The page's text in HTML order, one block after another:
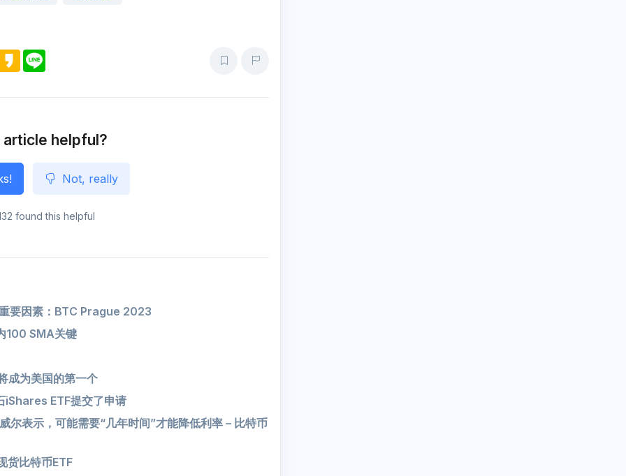
K
a
article helpful?
Not, really
found this helpful
要因素：BTC Prague 2023
100 SMA关键
成为美国的第一个
iShares ETF提交了申请
尔表示，可能需要“几年时间”才能降低利率 – 比特币
货比特币ETF